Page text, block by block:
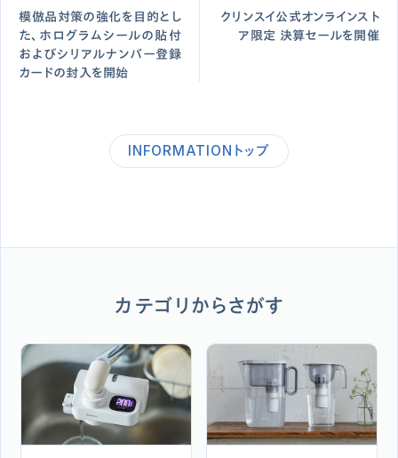
模倣品対策の強化を目的とし
た、ホログラムシールの貼付
およびシリアルナンバー登録
カードの封入を開始
クリンスイ公式オンラインスト
ア限定 決算セールを開催
INFORMATIONトップ
カテゴリからさがす